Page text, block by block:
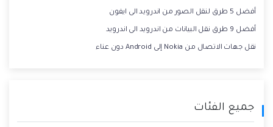
أفضل 5 طرق لنقل الصور من اندرويد الى ايفون
أفضل 9 طرق نقل البيانات من اندرويد الى اندرويد
نقل جهات الاتصال من Nokia إلى Android دون عناء
جميع الفئات